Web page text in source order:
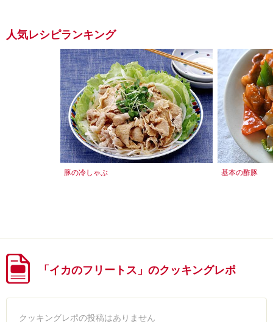
人気レシピランキング
豚の冷しゃぶ 基本の酢豚
「イカのフリートス」のクッキングレポ
クッキングレポの投稿はありません